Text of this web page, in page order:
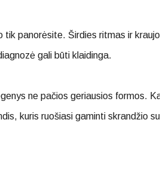
tik panorėsite. Širdies ritmas ir
gali būti klaidinga.
ne pačios geriausios
kuris ruošiasi gaminti skrandžio